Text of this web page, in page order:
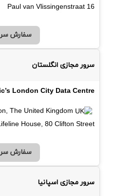
Paul van Vlissingenstraat 16
سفارش
سرور مجازی انگلستان
London City Data Centre
House, 80 Clifton Street
سفارش
سرور مجازی اسپانیا